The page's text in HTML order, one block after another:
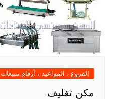
الفروع ، المواعيد ، أرقام مبيعات
مكن تغليف